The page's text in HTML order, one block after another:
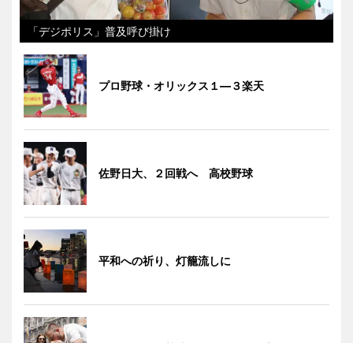
「デジポリス」普及呼び掛け
プロ野球・オリックス１―３楽天
佐野日大、２回戦へ 高校野球
平和への祈り、灯籠流しに